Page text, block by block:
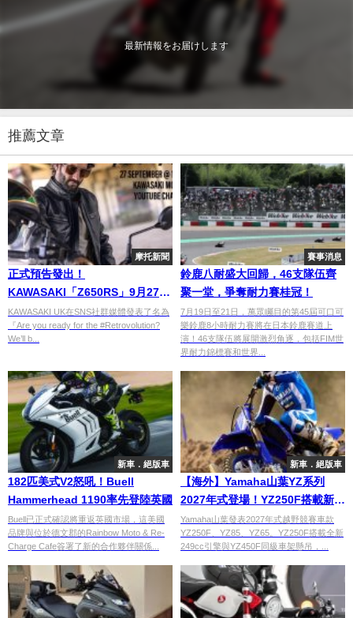
最新情報をお届けします
推薦文章
摩托新聞
正式預告發出！
KAWASAKI「Z650RS」9月27日
登場
KAWASAKI UK在SNS社群媒體發表了名為
『Are you ready for the #Retrovolution?
We’ll b...
賽事消息
鈴鹿八耐盛大回歸，46支隊伍齊
聚一堂，爭奪耐力賽桂冠！
7月19日至21日，萬眾矚目的第45屆可口可
樂鈴鹿8小時耐力賽將在日本鈴鹿賽道上
演！46支隊伍將展開激烈角逐，包括FIM世
界耐力錦標賽和世界...
新車．絕版車
182匹美式V2怒吼！Buell
Hammerhead 1190率先登陸英國
Buell已正式確認將重返英國市場，這美國
品牌與位於德文郡的Rainbow Moto & Re-
Charge Cafe簽署了新的合作夥伴關係...
新車．絕版車
【海外】Yamaha山葉YZ系列
2027年式登場！YZ250F搭載新引
擎與車架升級
Yamaha山葉發表2027年式越野競賽車款
YZ250F、YZ85、YZ65。YZ250F搭載全新
249cc引擎與YZ450F同級車架懸吊，...